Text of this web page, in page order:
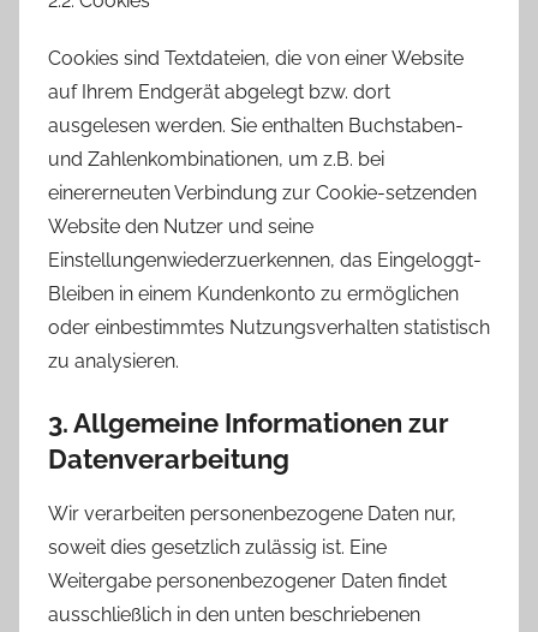
Cookies sind Textdateien, die von einer Website
auf Ihrem Endgerät abgelegt bzw. dort
ausgelesen werden. Sie enthalten Buchstaben-
und Zahlenkombinationen, um z.B. bei
einererneuten Verbindung zur Cookie-setzenden
Website den Nutzer und seine
Einstellungenwiederzuerkennen, das Eingeloggt-
Bleiben in einem Kundenkonto zu ermöglichen
oder einbestimmtes Nutzungsverhalten statistisch
zu analysieren.
3. Allgemeine Informationen zur
Datenverarbeitung
Wir verarbeiten personenbezogene Daten nur,
soweit dies gesetzlich zulässig ist. Eine
Weitergabe personenbezogener Daten findet
ausschließlich in den unten beschriebenen